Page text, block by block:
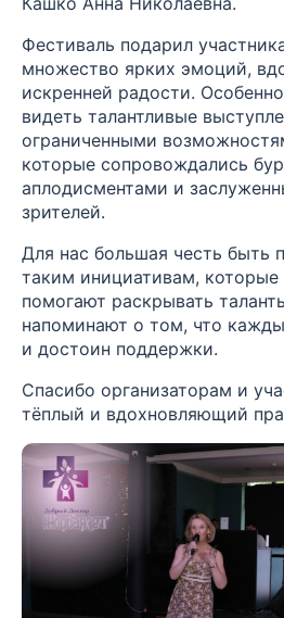
Фестиваль подарил
множество ярких эмоций,
искренней радости.
видеть талантливые
ограниченными
которые сопровождались
аплодисментами и
зрителей.
Для нас большая честь быть
таким инициативам,
помогают раскрывать
напоминают о том, что
и достоин поддержки.
Спасибо организаторам и
тёплый и вдохновляющий